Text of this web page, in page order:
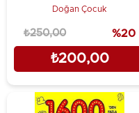
Doğan Çocuk
₺200,00
₺250,00 %20